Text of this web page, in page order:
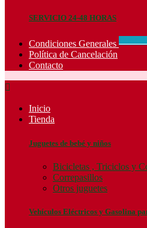
SERVICIO 24-48 HORAS
Condiciones Generales
Política de Cancelación
Contacto

Inicio
Tienda
Juguetes de bebé y niños
Bicicletas , Triciclos y
Correpasillos
Otros juguetes
Vehículos Eléctricos y Gasolina